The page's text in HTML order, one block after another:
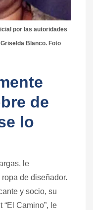
por las autoridades
Blanco. Foto
de
lo
le
de diseñador.
y socio, su
Camino”, le